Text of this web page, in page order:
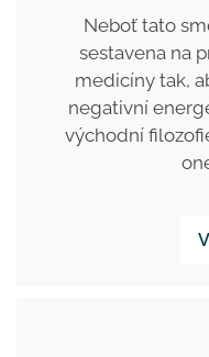
Neboť tato
sestavena na
medicíny tak,
negativní
východní